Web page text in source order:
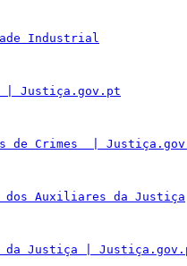
Industrial
| Justiça.gov.pt
de Crimes  |
dos Auxiliares da Justiça
da Justiça |